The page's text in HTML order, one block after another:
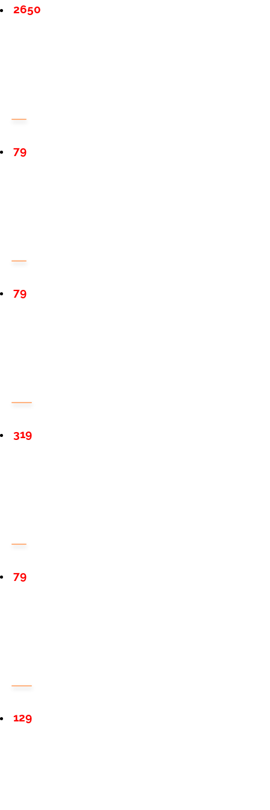
2650
79
79
319
79
129